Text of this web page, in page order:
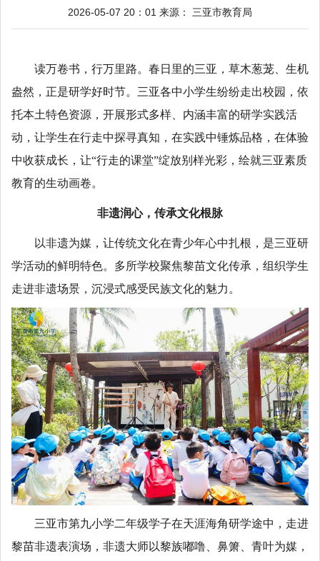
2026-05-07 20：01 来源： 三亚市教育局
读万卷书，行万里路。春日里的三亚，草木葱茏、生机
盎然，正是研学好时节。三亚各中小学生纷纷走出校园，依
托本土特色资源，开展形式多样、内涵丰富的研学实践活
动，让学生在行走中探寻真知，在实践中锤炼品格，在体验
中收获成长，让“行走的课堂”绽放别样光彩，绘就三亚素质
教育的生动画卷。
非遗润心，传承文化根脉
以非遗为媒，让传统文化在青少年心中扎根，是三亚研
学活动的鲜明特色。多所学校聚焦黎苗文化传承，组织学生
走进非遗场景，沉浸式感受民族文化的魅力。
三亚市第九小学二年级学子在天涯海角研学途中，走进
黎苗非遗表演场，非遗大师以黎族嘟噜、鼻箫、青叶为媒，